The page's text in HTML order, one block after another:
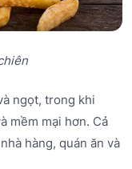
ngọt, trong khi
mềm mại hơn. Cả
hàng, quán ăn và